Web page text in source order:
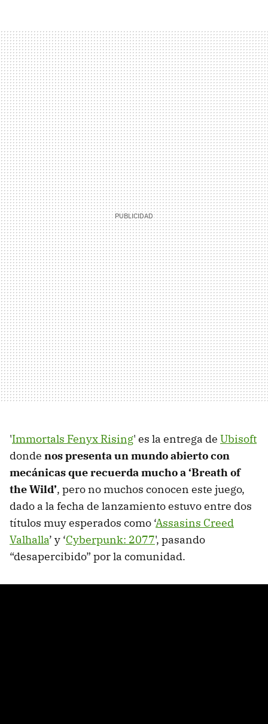
'Immortals Fenyx Rising' es la entrega de Ubisoft
donde nos presenta un mundo abierto con
mecánicas que recuerda mucho a ‘Breath of
the Wild’, pero no muchos conocen este juego,
dado a la fecha de lanzamiento estuvo entre dos
títulos muy esperados como ‘Assasins Creed
Valhalla’ y ‘Cyberpunk: 2077', pasando
“desapercibido” por la comunidad.